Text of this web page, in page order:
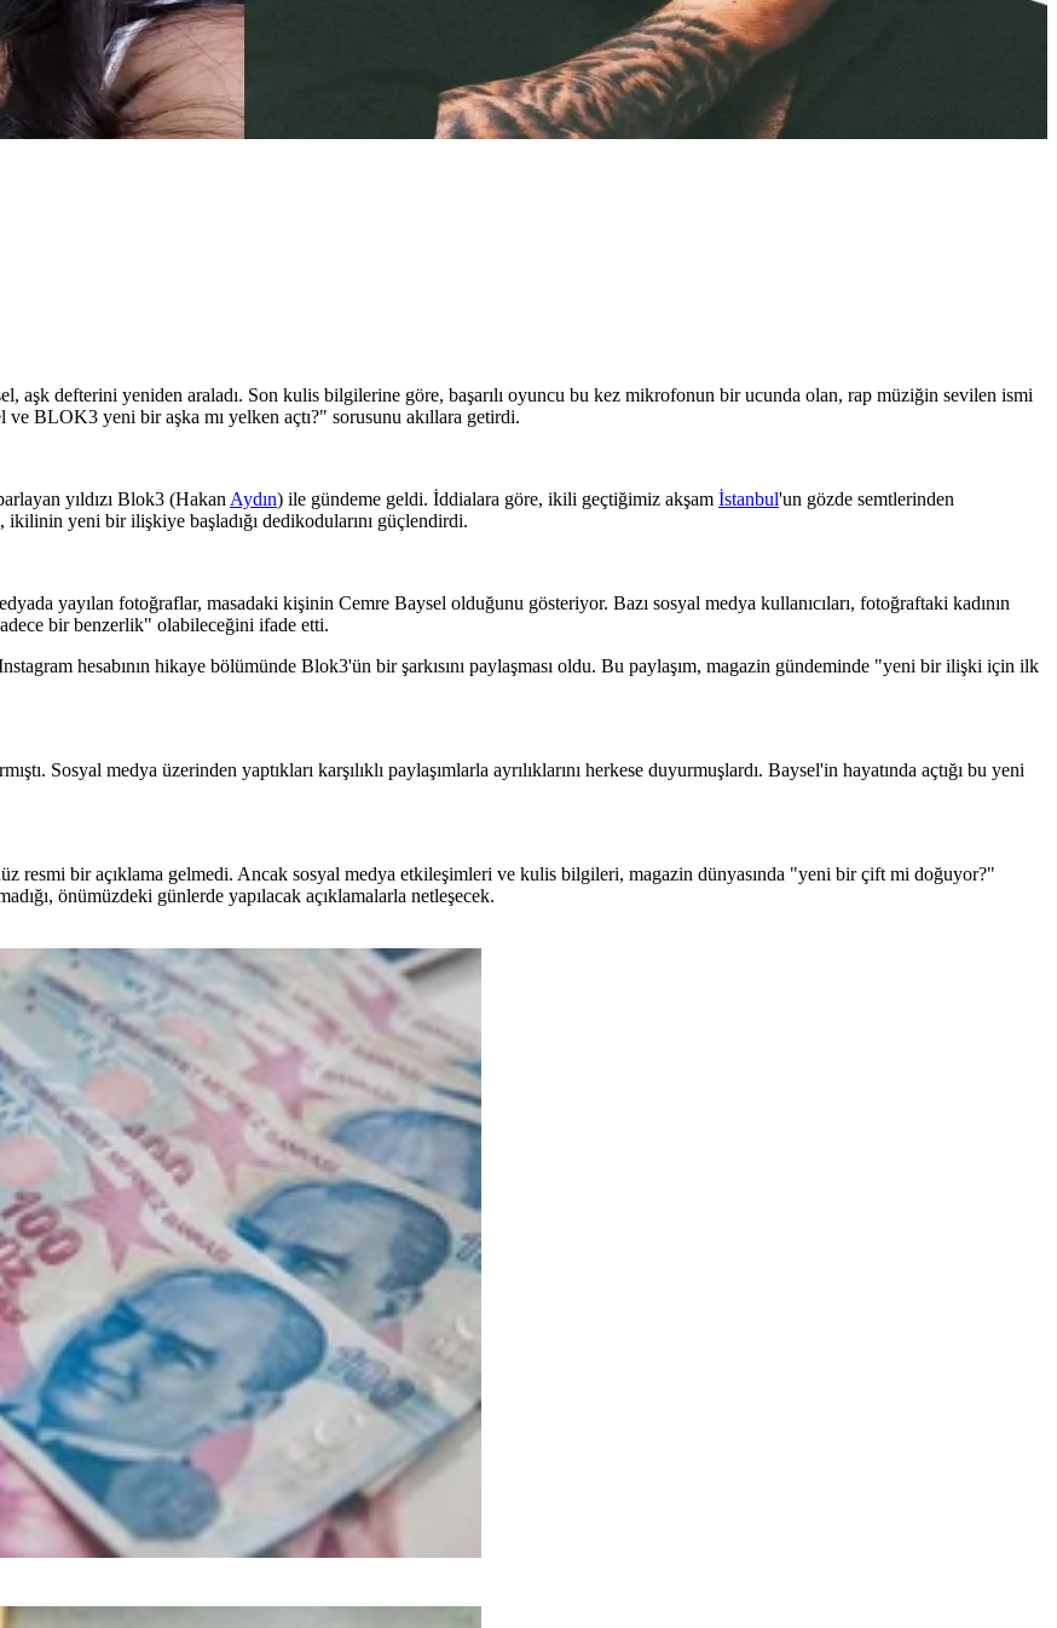
aşk defterini yeniden araladı. Son kulis bilgilerine göre, başarılı oyuncu bu kez mikrofonun bir ucunda olan, rap müziğin sevilen ismi
BLOK3 yeni bir aşka mı yelken açtı?" sorusunu akıllara getirdi.
yıldızı Blok3 (HakanAydın) ile gündeme geldi. İddialara göre, ikili geçtiğimiz akşam İstanbul'un gözde semtlerinden
yeni bir ilişkiye başladığı dedikodularını güçlendirdi.
yayılan fotoğraflar, masadaki kişinin Cemre Baysel olduğunu gösteriyor. Bazı sosyal medya kullanıcıları, fotoğraftaki kadının
bir benzerlik" olabileceğini ifade etti.
hesabının hikaye bölümünde Blok3'ün bir şarkısını paylaşması oldu. Bu paylaşım, magazin gündeminde "yeni bir ilişki için ilk
Sosyal medya üzerinden yaptıkları karşılıklı paylaşımlarla ayrılıklarını herkese duyurmuşlardı. Baysel'in hayatında açtığı bu yeni
resmi bir açıklama gelmedi. Ancak sosyal medya etkileşimleri ve kulis bilgileri, magazin dünyasında "yeni bir çift mi doğuyor?"
önümüzdeki günlerde yapılacak açıklamalarla netleşecek.